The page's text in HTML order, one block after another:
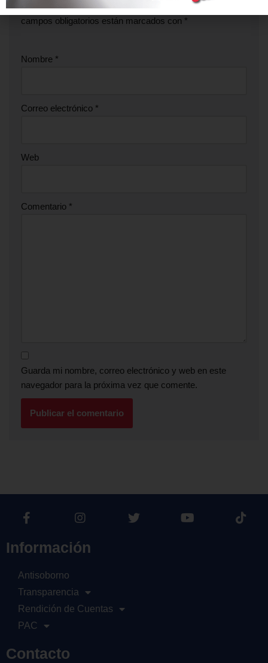
Tu dirección de correo electrónico no será publicada.
campos obligatorios están marcados con *
Nombre *
Correo electrónico *
Web
Comentario *
Guarda mi nombre, correo electrónico y web en este
navegador para la próxima vez que comente.
Información
Antisoborno
Transparencia
Rendición de Cuentas
PAC
Contacto